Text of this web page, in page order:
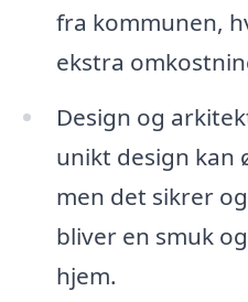
fra kommunen,
ekstra
Design og
unikt design kan
men det sikrer
bliver en smuk
hjem.